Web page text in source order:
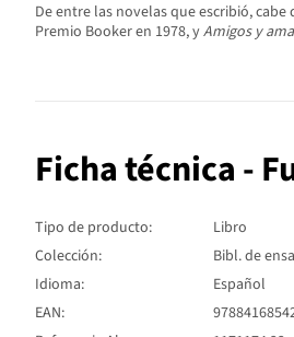
De entre las novelas que escribió, cabe
Premio Booker en 1978, yAmigos y
Ficha técnica -
Tipo de producto:
Libro
Colección:
Bibl. de
Idioma:
Español
EAN: